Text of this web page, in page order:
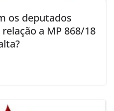
os deputados
a MP 868/18